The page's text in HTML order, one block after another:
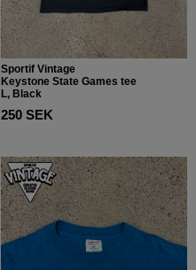
Sportif Vintage
Keystone State Games tee
L, Black
250 SEK